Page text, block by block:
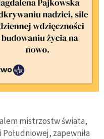
mistrzostw świata,
zapewniła